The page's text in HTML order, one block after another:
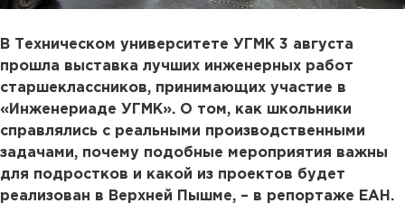
В Техническом университете УГМК 3 августа
прошла выставка лучших инженерных работ
старшеклассников, принимающих участие в
«Инженериаде УГМК». О том, как школьники
справлялись с реальными производственными
задачами, почему подобные мероприятия важны
для подростков и какой из проектов будет
реализован в Верхней Пышме, – в репортаже ЕАН.